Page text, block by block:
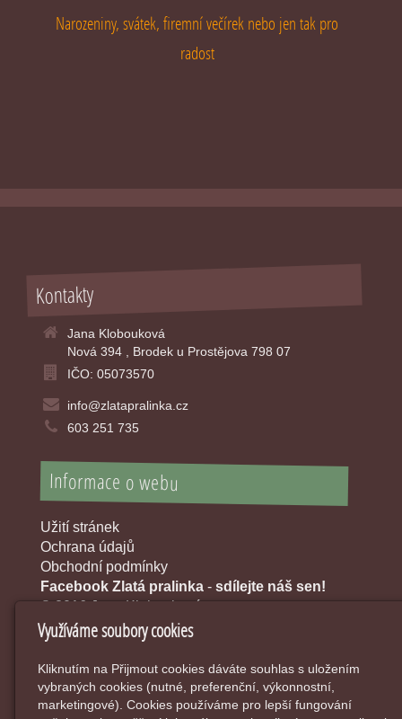
Narozeniny, svátek, firemní večírek nebo jen tak pro
radost
Kontakty
Jana Klobouková
Nová 394 , Brodek u Prostějova 798 07
IČO: 05073570
info@zlatapralinka.cz
603 251 735
Informace o webu
Užití stránek
Ochrana údajů
Obchodní podmínky
Facebook Zlatá pralinka - sdílejte náš sen!
© 2016 Jana Klobouková
Využíváme soubory cookies
Kliknutím na Přijmout cookies dáváte souhlas s uložením
vybraných cookies (nutné, preferenční, výkonnostní,
marketingové). Cookies používáme pro lepší fungování